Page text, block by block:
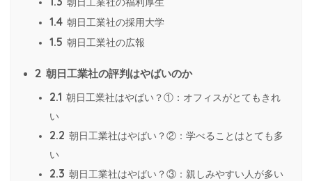
1.4 朝日工業社の採用大学
1.5 朝日工業社の広報
2 朝日工業社の評判はやばいのか
2.1 朝日工業社はやばい？①：オフィスがとてもきれ
い
2.2 朝日工業社はやばい？②：学べることはとても多
い
2.3 朝日工業社はやばい？③：親しみやすい人が多い